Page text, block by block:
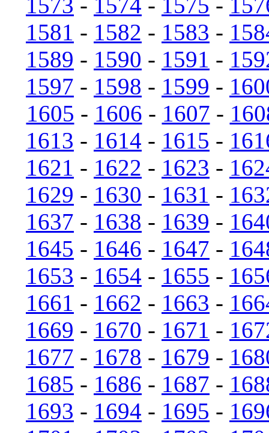
1581 - 1582 - 1583 -
1589 - 1590 - 1591 -
1597 - 1598 - 1599 -
1605 - 1606 - 1607 -
1613 - 1614 - 1615 -
1621 - 1622 - 1623 -
1629 - 1630 - 1631 -
1637 - 1638 - 1639 -
1645 - 1646 - 1647 -
1653 - 1654 - 1655 -
1661 - 1662 - 1663 -
1669 - 1670 - 1671 -
1677 - 1678 - 1679 -
1685 - 1686 - 1687 -
1693 - 1694 - 1695 -